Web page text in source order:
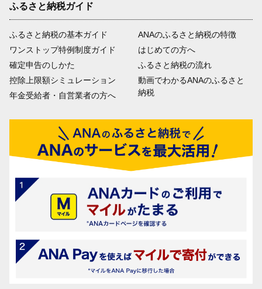
ふるさと納税ガイド
ふるさと納税の基本ガイド
ワンストップ特例制度ガイド
確定申告のしかた
控除上限額シミュレーション
年金受給者・自営業者の方へ
ANAのふるさと納税の特徴
はじめての方へ
ふるさと納税の流れ
動画でわかるANAのふるさと
納税